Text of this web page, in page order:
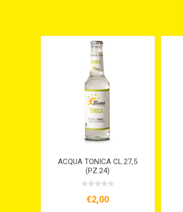
ACQUA TONICA CL.27,5
(PZ.24)
€2,00